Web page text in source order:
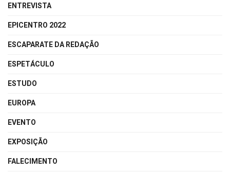
ENTREVISTA
EPICENTRO 2022
ESCAPARATE DA REDAÇÃO
ESPETÁCULO
ESTUDO
EUROPA
EVENTO
EXPOSIÇÃO
FALECIMENTO